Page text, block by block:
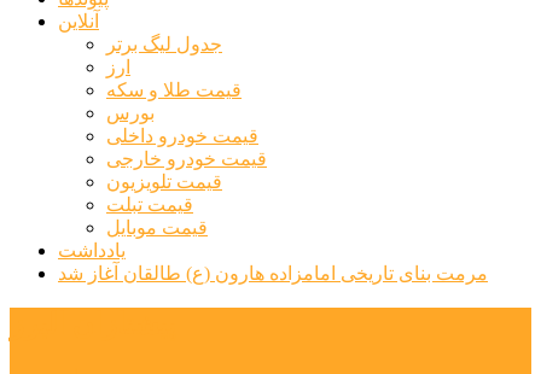
آنلاین
جدول لیگ برتر
ارز
قیمت طلا و سکه
بورس
قیمت خودرو داخلی
قیمت خودرو خارجی
قیمت تلویزیون
قیمت تبلت
قیمت موبایل
یادداشت
مرمت بنای تاریخی امامزاده هارون (ع) طالقان آغاز شد